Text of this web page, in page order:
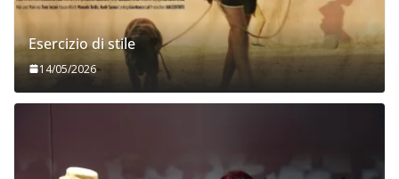
Esercizio di stile
14/05/2026